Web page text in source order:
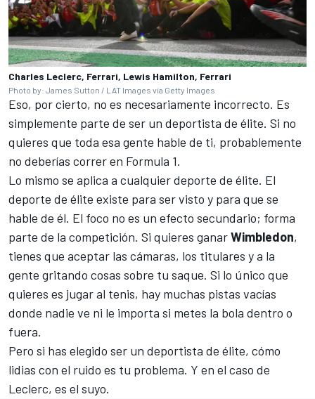
Charles Leclerc, Ferrari, Lewis Hamilton, Ferrari
Photo by: James Sutton / LAT Images via Getty Images
Eso, por cierto, no es necesariamente incorrecto. Es
simplemente parte de ser un deportista de élite. Si no
quieres que toda esa gente hable de ti, probablemente
no deberías correr en Formula 1.
Lo mismo se aplica a cualquier deporte de élite. El
deporte de élite existe para ser visto y para que se
hable de él. El foco no es un efecto secundario; forma
parte de la competición. Si quieres ganarWimbledon,
tienes que aceptar las cámaras, los titulares y a la
gente gritando cosas sobre tu saque. Si lo único que
quieres es jugar al tenis, hay muchas pistas vacías
donde nadie ve ni le importa si metes la bola dentro o
fuera.
Pero si has elegido ser un deportista de élite, cómo
lidias con el ruido es tu problema. Y en el caso de
Leclerc, es el suyo.